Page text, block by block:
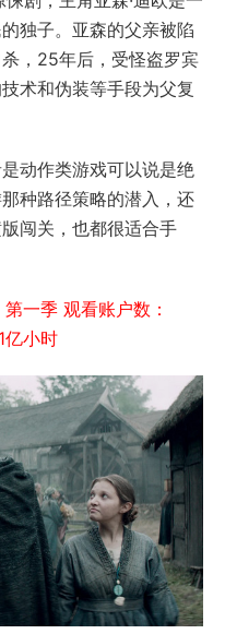
独子。亚森的父亲被陷
，25年后，受怪盗罗宾
术和伪装等手段为父复
动作类游戏可以说是绝
种路径策略的潜入，还
闯关，也都很适合手
一季 观看账户数：
小时